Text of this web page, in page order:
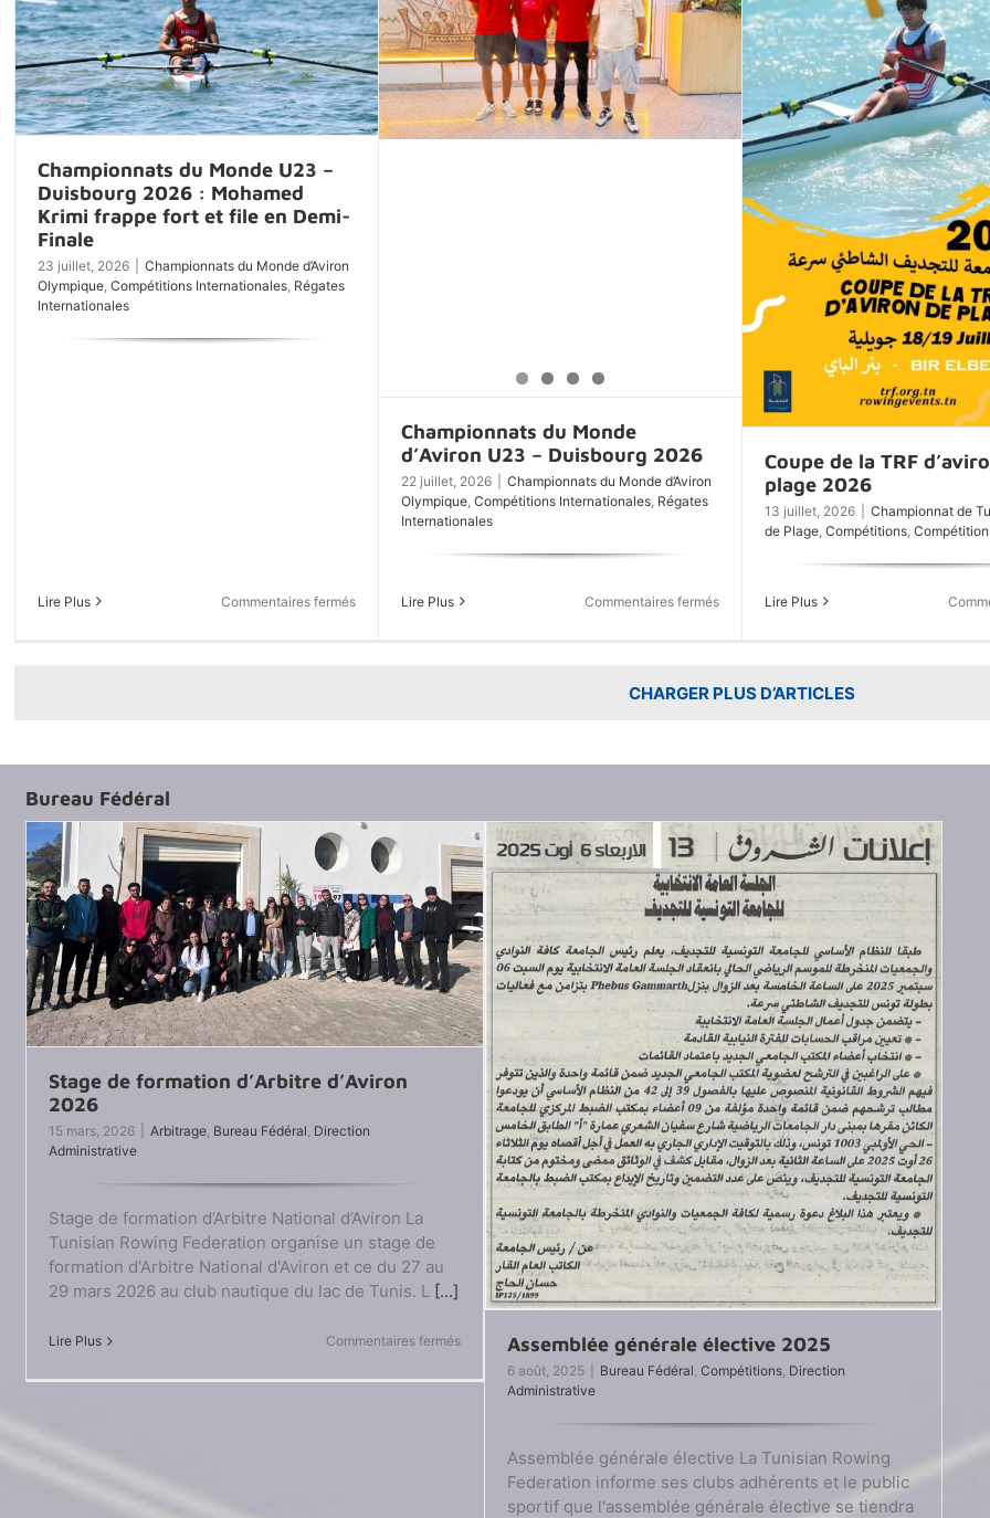
Championnats du Monde U23 –
Duisbourg 2026 : Mohamed
Krimi frappe fort et file en Demi-
Finale
23 juillet, 2026
Championnats du Monde d’Aviron
Olympique,Compétitions Internationales, Régates
Internationales
Lire Plus Commentaires ferméssur
frappe
fort
en
Demi-
Finale
Championnats du Monde
d’Aviron U23 – Duisbourg 2026
22 juillet, 2026
Championnats du Monde d’Aviron
Olympique ,Compétitions Internationales Régates
Internationales
Lire Plus Commentaires ferméssur
U23
Coupe de la TRF
plage 2026
13 juillet, 2026
Championnat de
de Plage ,Compétitions ,
Lire Plus
CHARGER PLUS D’ARTICLES
Bureau Fédéral
Stage de formation d’Arbitre d’Aviron
2026
15 mars, 2026 Arbitrage, Bureau Fédéral, Direction
Administrative
Stage de formation d’Arbitre National d’Aviron La
Tunisian Rowing Federation organise un stage de
formation d'Arbitre National d'Aviron et ce du 27 au
29 mars 2026 au club nautique du lac de Tunis. L [...]
Lire Plus Commentaires ferméssur
de
formation
Assemblée générale élective 2025
6 août, 2025 Bureau Fédéral ,Compétitions Direction
Administrative
Assemblée générale élective La Tunisian Rowing
Federation informe ses clubs adhérents et le public
sportif que l'assemblée générale élective se tiendra